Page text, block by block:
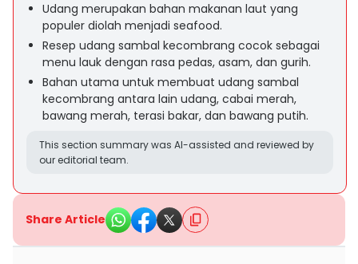
Udang merupakan bahan makanan laut yang
populer diolah menjadi seafood.
Resep udang sambal kecombrang cocok sebagai
menu lauk dengan rasa pedas, asam, dan gurih.
Bahan utama untuk membuat udang sambal
kecombrang antara lain udang, cabai merah,
bawang merah, terasi bakar, dan bawang putih.
This section summary was AI-assisted and reviewed by
our editorial team.
Share Article